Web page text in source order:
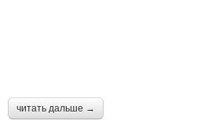
читать дальше →